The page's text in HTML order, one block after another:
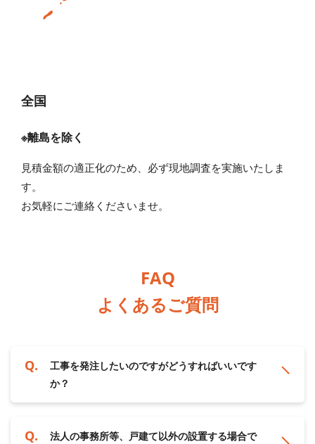
全国
※離島を除く
見積金額の適正化のため、必ず現地調査を実施いたしま
す。
お気軽にご連絡くださいませ。
FAQ
よくあるご質問
工事を発注したいのですがどうすればいいです
か？
法人の事務所等、戸建て以外の設置する場合で